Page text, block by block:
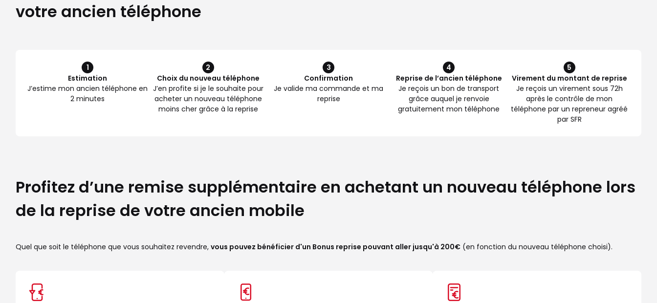
votre ancien téléphone
1
Estimation
J’estime mon ancien téléphone en
2 minutes
2
Choix du nouveau téléphone
J’en profite si je le souhaite pour
acheter un nouveau téléphone
moins cher grâce à la reprise
3
Confirmation
Je valide ma commande et ma
reprise
4
Reprise de l’ancien téléphone
Je reçois un bon de transport
grâce auquel je renvoie
gratuitement mon téléphone
5
Virement du montant de reprise
Je reçois un virement sous 72h
après le contrôle de mon
téléphone par un repreneur agréé
par SFR
Profitez d’une remise supplémentaire en achetant un nouveau téléphone lors
de la reprise de votre ancien mobile
Quel que soit le téléphone que vous souhaitez revendre, vous pouvez bénéficier d'un Bonus reprise pouvant aller jusqu'à 200€ (en fonction du nouveau téléphone choisi).